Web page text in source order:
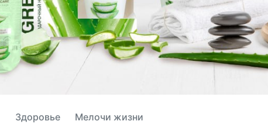
Здоровье Мелочи жизни